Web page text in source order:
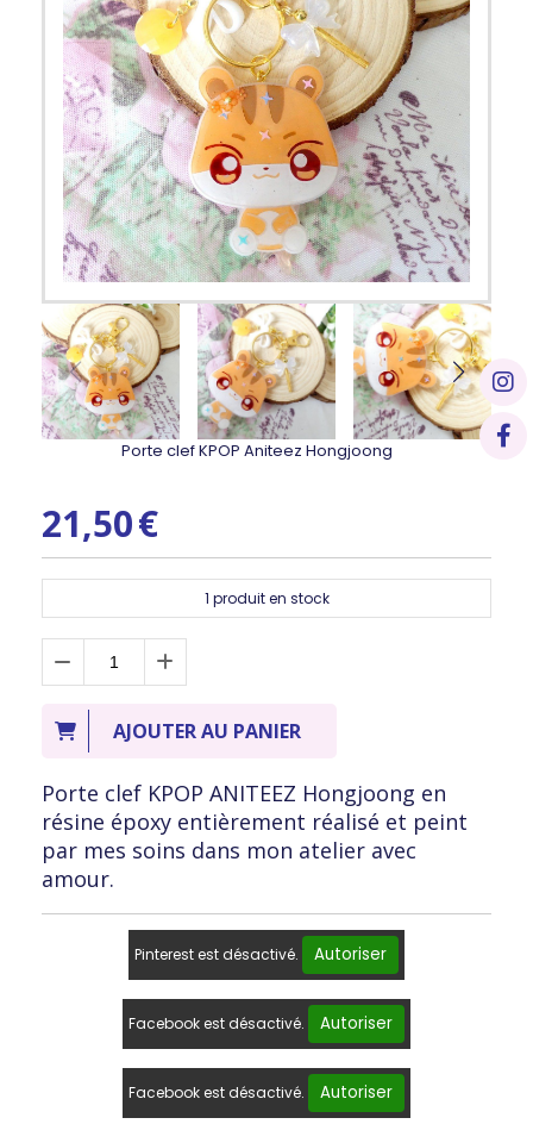
Porte clef KPOP Aniteez Hongjoong
21,50€
1 produit en stock
AJOUTER AU PANIER
Porte clef KPOP ANITEEZ Hongjoong en
résine époxy entièrement réalisé et peint
par mes soins dans mon atelier avec
amour.
Pinterest est désactivé. Autoriser
Facebook est désactivé. Autoriser
Facebook est désactivé. Autoriser